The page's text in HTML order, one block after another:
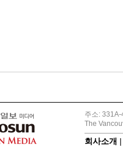
주소:
The
회사소개